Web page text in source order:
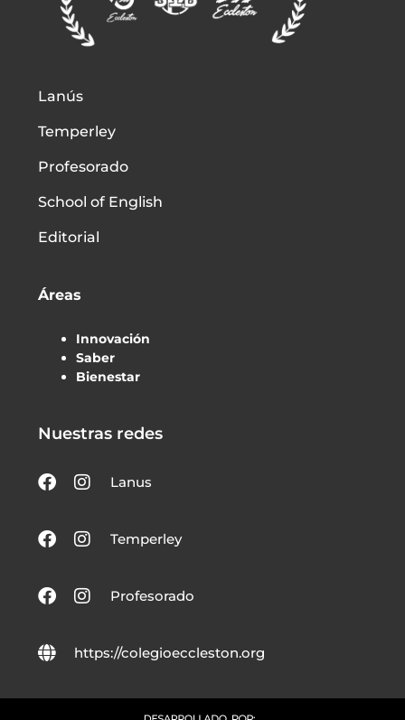
Lanús
Temperley
Profesorado
School of English
Editorial
Áreas
Innovación
Saber
Bienestar
Nuestras redes
Lanus
Temperley
Profesorado
https://colegioeccleston.org